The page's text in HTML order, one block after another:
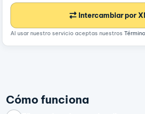
Intercambiar por
Al usar nuestro servicio aceptas nuestros
Cómo funciona